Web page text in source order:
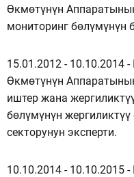
Өкмөтүнүн
мониторинг
15.01.2012 - 10.10.2014
Өкмөтүнүн
иштер жана
бөлүмүнүн
секторунун эксперти.
10.10.2014 - 10.10.2015